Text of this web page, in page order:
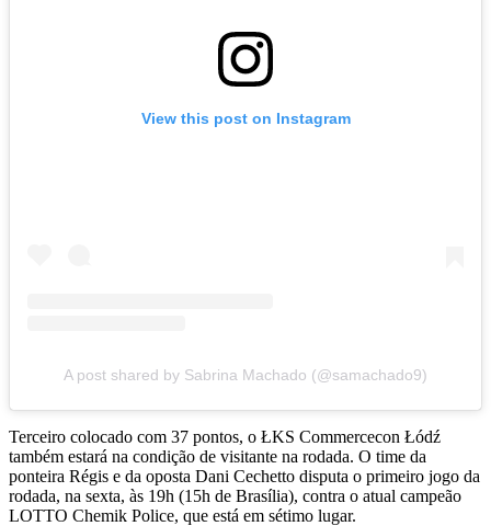
View this post on Instagram
A post shared by Sabrina Machado (@samachado9)
Terceiro colocado com 37 pontos, o ŁKS Commercecon Łódź
também estará na condição de visitante na rodada. O time da
ponteira Régis e da oposta Dani Cechetto disputa o primeiro jogo da
rodada, na sexta, às 19h (15h de Brasília), contra o atual campeão
LOTTO Chemik Police, que está em sétimo lugar.